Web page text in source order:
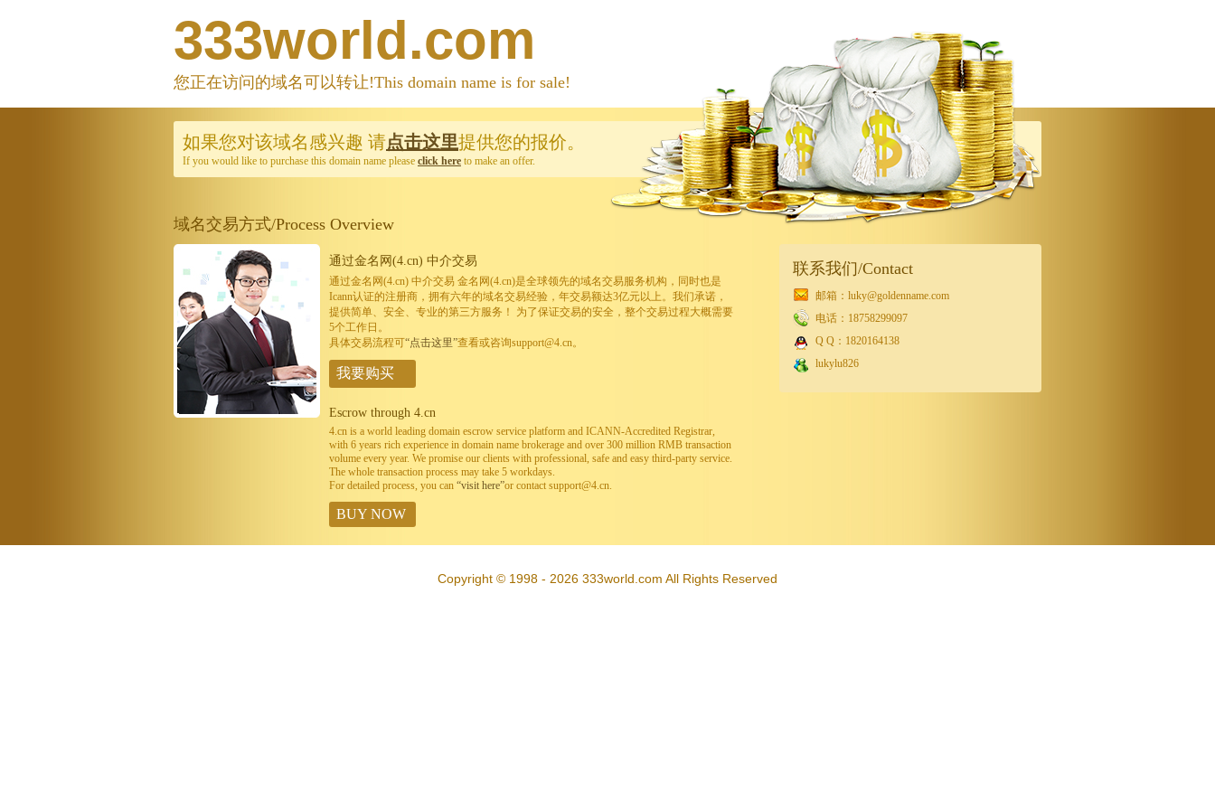
333world.com
您正在访问的域名可以转让!This domain name is for sale!
如果您对该域名感兴趣 请点击这里提供您的报价。
If you would like to purchase this domain name please click here to make an offer.
域名交易方式/Process Overview
通过金名网(4.cn) 中介交易
通过金名网(4.cn) 中介交易 金名网(4.cn)是全球领先的域名交易服务机构，同时也是
Icann认证的注册商，拥有六年的域名交易经验，年交易额达3亿元以上。我们承诺，
提供简单、安全、专业的第三方服务！ 为了保证交易的安全，整个交易过程大概需要
5个工作日。
具体交易流程可“点击这里”查看或咨询support@4.cn。
我要购买
Escrow through 4.cn
4.cn is a world leading domain escrow service platform and ICANN-Accredited Registrar,
with 6 years rich experience in domain name brokerage and over 300 million RMB transaction
volume every year. We promise our clients with professional, safe and easy third-party service.
The whole transaction process may take 5 workdays.
For detailed process, you can “visit here”or contact support@4.cn.
BUY NOW
联系我们/Contact
邮箱：luky@goldenname.com
电话：18758299097
Q Q：1820164138
lukylu826
Copyright © 1998 - 2026 333world.com All Rights Reserved